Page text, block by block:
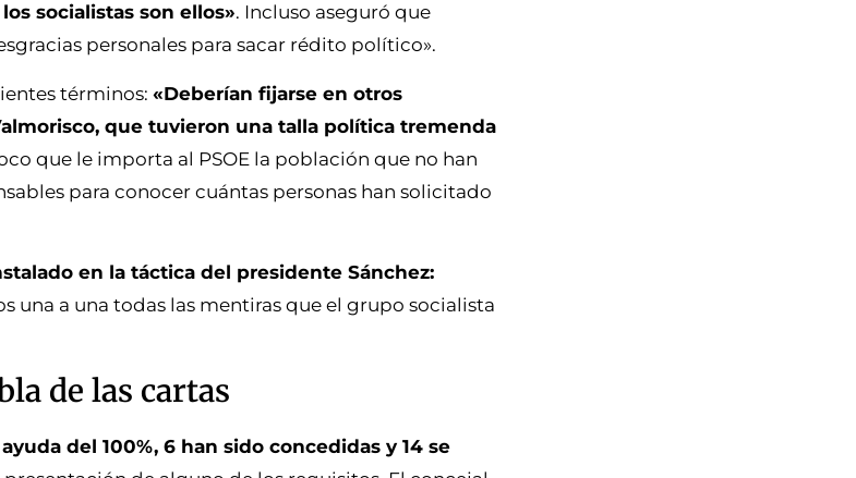
socialistas son ellos». Incluso aseguró que
personales para sacar rédito político».
términos: «Deberían fijarse en otros
que tuvieron una talla política tremenda
que le importa al PSOE la población que no han
para conocer cuántas personas han solicitado
en la táctica del presidente Sánchez:
una a una todas las mentiras que el grupo socialista
de las cartas
del 100%, 6 han sido concedidas y 14 se